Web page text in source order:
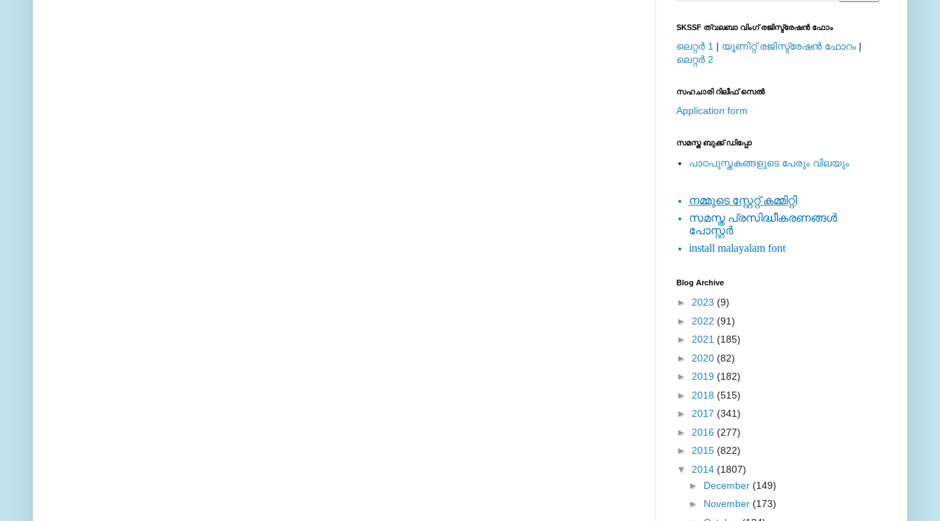
SKSSF ത്വലബാ വിംഗ് രജിസ്ട്രേഷന്‍ ഫോം
ലെറ്റര്‍ 1 | യൂണിറ്റ് രജിസ്ട്രേഷന്‍ ഫോറം |
ലെറ്റര്‍ 2
സഹചാരി റിലീഫ് സെല്‍
Application form
സമസ്ത ബുക്ക് ഡിപ്പോ
പാഠപുസ്തകങ്ങളുടെ പേരും വിലയും
നമ്മുടെ സ്റ്റേറ്റ് കമ്മിറ്റി
സമസ്ത പ്രസിദ്ധീകരണങ്ങള്‍
പോസ്റ്റര്‍
install malayalam font
Blog Archive
► 2023 (9)
► 2022 (91)
► 2021 (185)
► 2020 (82)
► 2019 (182)
► 2018 (515)
► 2017 (341)
► 2016 (277)
► 2015 (822)
▼ 2014 (1807)
► December (149)
► November (173)